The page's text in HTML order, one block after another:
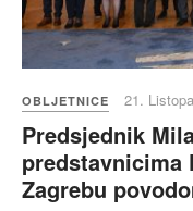
OBLJETNICE 21.
Predsjednik
predstavnicima
Zagrebu